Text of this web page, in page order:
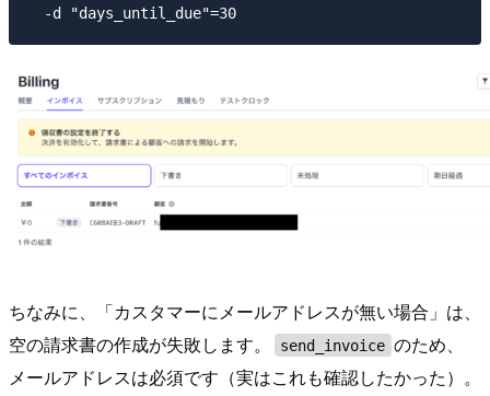
ちなみに、「カスタマーにメールアドレスが無い場合」は、
空の請求書の作成が失敗します。
send_invoice のため、
メールアドレスは必須です（実はこれも確認したかった）。